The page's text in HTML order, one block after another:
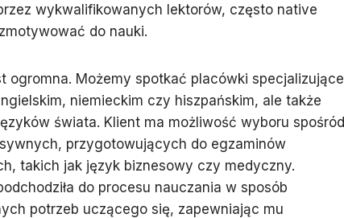
wykwalifikowanych lektorów, często native
do nauki.
ogromna. Możemy spotkać placówki specjalizujące
niemieckim czy hiszpańskim, ale także
świata. Klient ma możliwość wyboru spośród
przygotowujących do egzaminów
takich jak język biznesowy czy medyczny.
do procesu nauczania w sposób
potrzeb uczącego się, zapewniając mu